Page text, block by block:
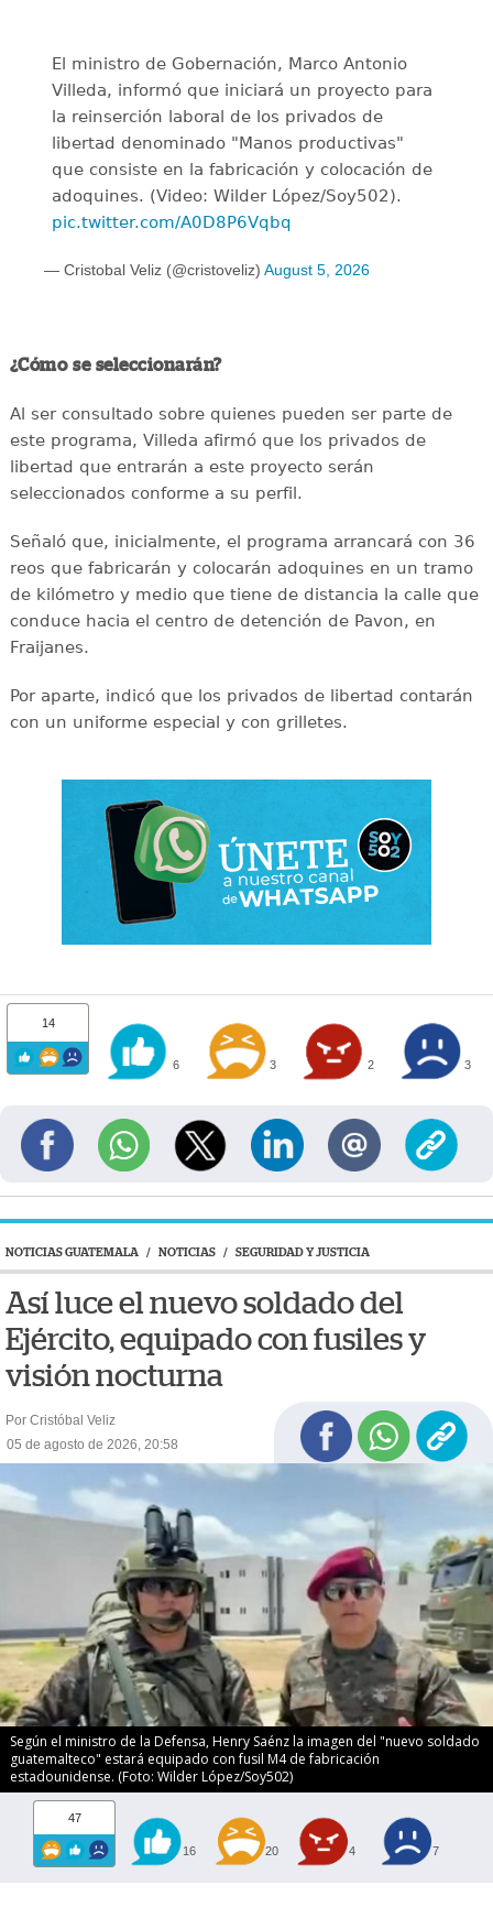
El ministro de Gobernación, Marco Antonio
Villeda, informó que iniciará un proyecto para
la reinserción laboral de los privados de
libertad denominado "Manos productivas"
que consiste en la fabricación y colocación de
adoquines. (Video: Wilder López/Soy502).
pic.twitter.com/A0D8P6Vqbq
— Cristobal Veliz (@cristoveliz) August 5, 2026
¿Cómo se seleccionarán?
Al ser consultado sobre quienes pueden ser parte de
este programa, Villeda afirmó que los privados de
libertad que entrarán a este proyecto serán
seleccionados conforme a su perfil.
Señaló que, inicialmente, el programa arrancará con 36
reos que fabricarán y colocarán adoquines en un tramo
de kilómetro y medio que tiene de distancia la calle que
conduce hacia el centro de detención de Pavon, en
Fraijanes.
Por aparte, indicó que los privados de libertad contarán
con un uniforme especial y con grilletes.
14
6 3 2 3
NOTICIAS GUATEMALA / NOTICIAS / SEGURIDAD Y JUSTICIA
Así luce el nuevo soldado del
Ejército, equipado con fusiles y
visión nocturna
Por Cristóbal Veliz
05 de agosto de 2026, 20:58
Según el ministro de la Defensa, Henry Saénz la imagen del "nuevo soldado
guatemalteco" estará equipado con fusil M4 de fabricación
estadounidense. (Foto: Wilder López/Soy502)
47
16 20 4 7